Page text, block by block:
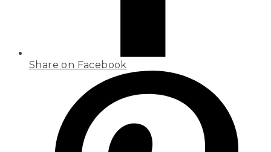
Share on Facebook